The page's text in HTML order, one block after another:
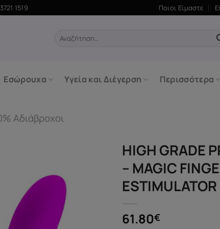
1519 Ποιοι Είμαστε
Αναζήτηση
Εσώρουχα Υγεία και Διέγερση Περισσότερα
Αδιάβροχοι
HIGH GRADE
– MAGIC
ESTIMULATOR
61.80€